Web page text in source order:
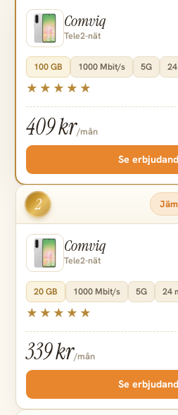
Comviq
Tele2-nät
100 GB 1000 Mbit/s 5G
409 kr/mån
Se
2
Comviq
Tele2-nät
20 GB 1000 Mbit/s 5G 24
339 kr/mån
Se